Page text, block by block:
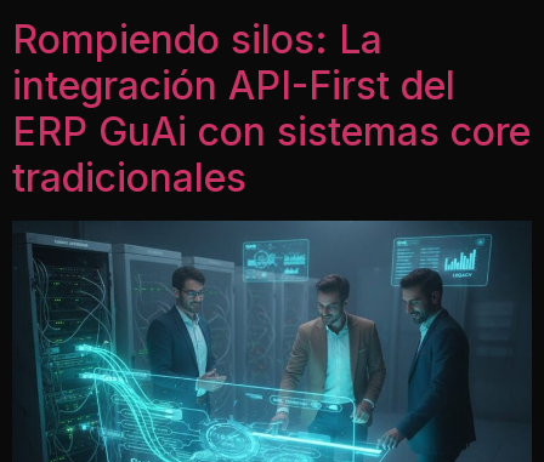
Rompiendo silos: La
integración API-First del
ERP GuAi con sistemas core
tradicionales